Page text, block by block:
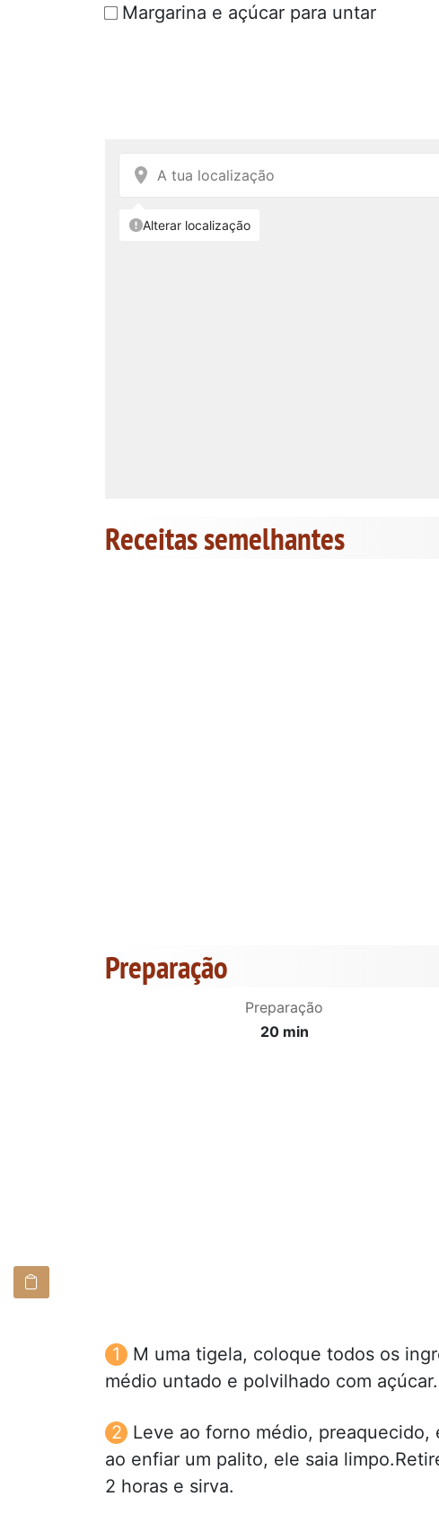
Margarina e açúcar para untar
Receitas semelhantes
Preparação
Preparação
20 min
M uma tigela, coloque todos os
médio untado e polvilhado com açúcar.
Leve ao forno médio,
ao enfiar um palito, ele saia
2 horas e sirva.